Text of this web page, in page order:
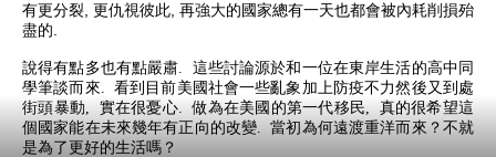
有更分裂, 更仇視彼此, 再強大的國家總有一天也都會被內耗削損殆
盡的.
說得有點多也有點嚴肅. 這些討論源於和一位在東岸生活的高中同
學筆談而來. 看到目前美國社會一些亂象加上防疫不力然後又到處
街頭暴動, 實在很憂心. 做為在美國的第一代移民, 真的很希望這
個國家能在未來幾年有正向的改變. 當初為何遠渡重洋而來？不就
是為了更好的生活嗎？